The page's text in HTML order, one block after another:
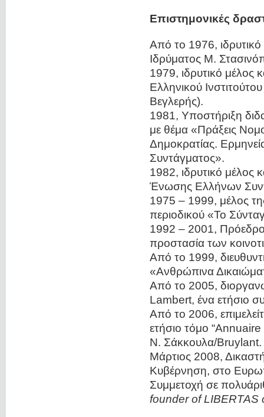
Επιστημονικές
Από το 1976, ιδρυτικό
Ιδρύματος Μ.
1979, ιδρυτικό μέλος
Ελληνικού
Βεγλερής).
1981, Υποστήριξη
με θέμα «Πράξεις
Δημοκρατίας.
Συντάγματος».
1982, ιδρυτικό μέλος
Ένωσης Ελλήνων
1975 – 1999, μέλος
περιοδικού «Το
1992 – 2001,
προστασία των
Από το 1999,
«Ανθρώπινα
Από το 2005,
Lambert, ένα ετήσιο
Από το 2006,
ετήσιο τόμο
Ν. Σάκκουλα/Bruylant.
Μάρτιος 2008,
Κυβέρνηση, στο
Συμμετοχή σε
founder of LIBERTAS